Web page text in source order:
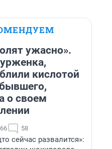
ужасно».
кислотой
о своем
58
сейчас развалится»: